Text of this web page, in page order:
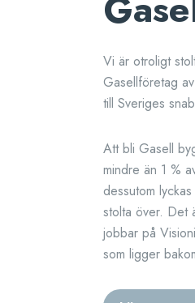
Vi är otroligt
Gasellföretag av
till Sveriges
Att bli Gasell
mindre än 1 %
dessutom
stolta över. Det
jobbar på
som ligger